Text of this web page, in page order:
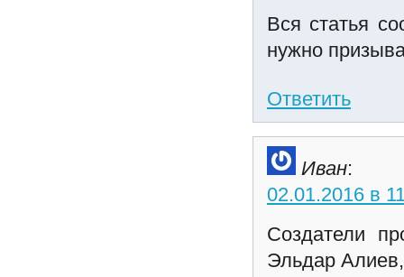
Вся статья
нужно
Ответить
Иван:
02.01.2016 в
Создатели
Эльдар